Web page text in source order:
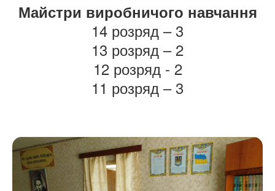
Майстри виробничого навчання
14 розряд – 3
13 розряд – 2
12 розряд - 2
11 розряд – 3